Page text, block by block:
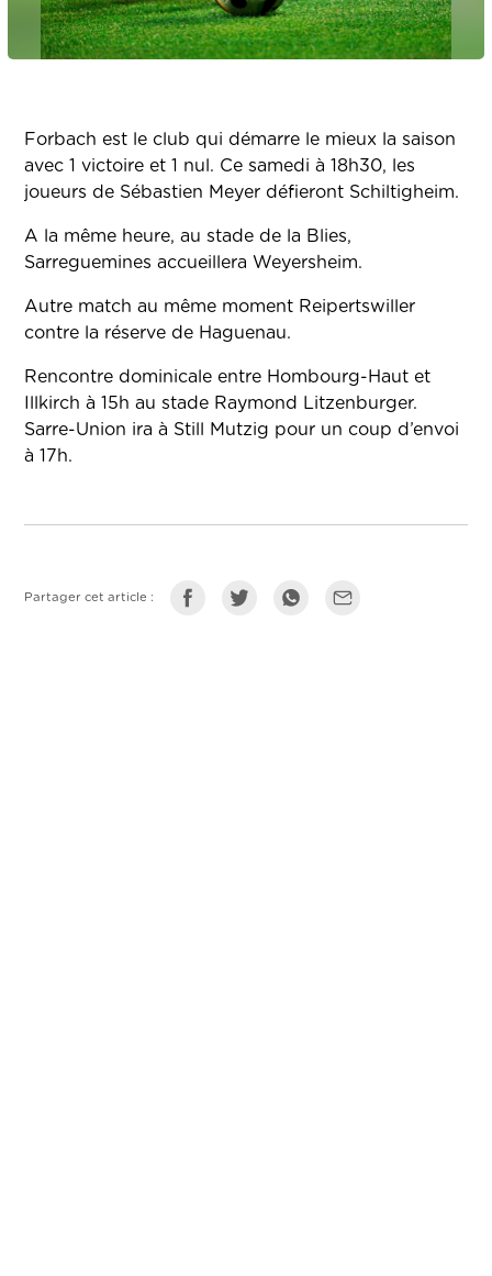
Forbach est le club qui démarre le mieux la saison
avec 1 victoire et 1 nul. Ce samedi à 18h30, les
joueurs de Sébastien Meyer défieront Schiltigheim.
A la même heure, au stade de la Blies,
Sarreguemines accueillera Weyersheim.
Autre match au même moment Reipertswiller
contre la réserve de Haguenau.
Rencontre dominicale entre Hombourg-Haut et
Illkirch à 15h au stade Raymond Litzenburger.
Sarre-Union ira à Still Mutzig pour un coup d’envoi
à 17h.
Partager cet article :